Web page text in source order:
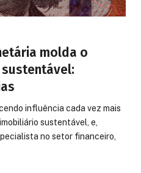
molda o
influência cada vez mais
sustentável, e,
no setor financeiro,